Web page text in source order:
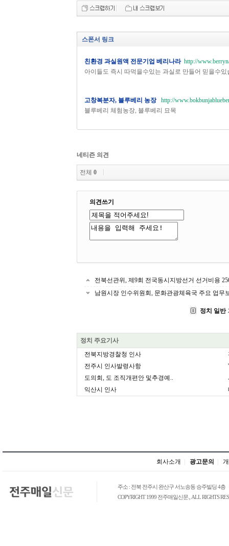
스폰서 링크
친환경 과실원액 전문기업 베리나라 http://
아이들도 즉시 따먹을수있는 과실로 만들어 믿을수있
고창복분자, 블루베리 농장 http://
블루베리 체험농장, 블루베리 묘목
네티즌 의견
전체 0
의견쓰기
전북선관위, 제9회 전국동시지방선거 선거비용
남원시장 인수위원회, 문화관광체육국 주요 업무
정치 일반
정치 주요기사
전북지방경찰청 인사
전주시 인사발령사항
도의회, 도 조직개편안 및추경예..
익산시 인사
회사소개 광고문의
주소 : 전북 전주시 완산구 서노송동 승주빌딩 4층
COPYRIGHT 1999 전주매일신문., ALL RIGHTS